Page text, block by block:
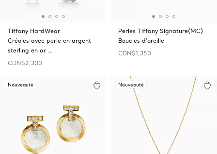
Tiffany HardWear
Créoles avec perle en argent
sterling en ar …
CDN$2,300
Perles Tiffany Signature(MC)
Boucles d’oreille
CDN$1,350
Nouveauté Nouveauté